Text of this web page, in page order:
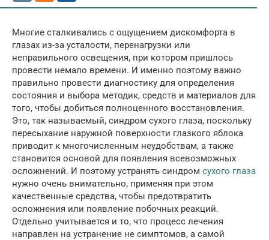
Многие сталкивались с ощущением дискомфорта в
глазах из-за усталости, перенагрузки или
неправильного освещения, при котором пришлось
провести немало времени. И именно поэтому важно
правильно провести диагностику для определения
состояния и выбора методик, средств и материалов для
того, чтобы добиться полноценного восстановления.
Это, так называемый, синдром сухого глаза, поскольку
пересыхание наружной поверхности глазкого яблока
приводит к многочисленным неудобствам, а также
становится основой для появления всевозможных
осложнений. И поэтому устранять синдром сухого глаза
нужно очень внимательно, применяя при этом
качественные средства, чтобы предотвратить
осложнения или появление побочных реакций.
Отдельно учитывается и то, что процесс лечения
направлен на устранение не симптомов, а самой